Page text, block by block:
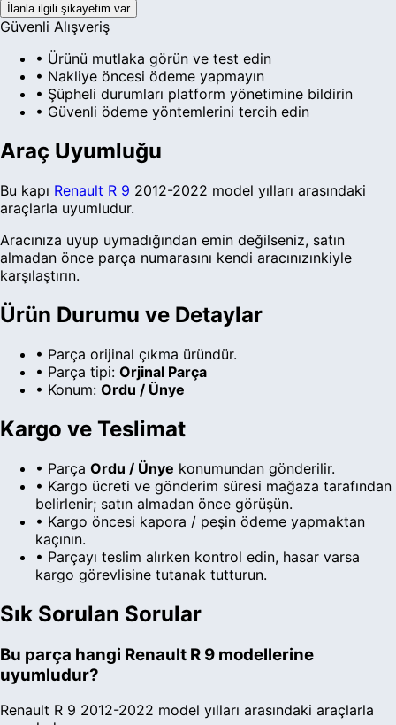
İlanla ilgili şikayetim var
Güvenli Alışveriş
• Ürünü mutlaka görün ve test edin
• Nakliye öncesi ödeme yapmayın
• Şüpheli durumları platform yönetimine bildirin
• Güvenli ödeme yöntemlerini tercih edin
Araç Uyumluğu
Bu kapı Renault R 9 2012-2022 model yılları arasındaki
araçlarla uyumludur.
Aracınıza uyup uymadığından emin değilseniz, satın
almadan önce parça numarasını kendi aracınızınkiyle
karşılaştırın.
Ürün Durumu ve Detaylar
• Parça orijinal çıkma üründür.
• Parça tipi: Orjinal Parça
• Konum: Ordu / Ünye
Kargo ve Teslimat
• Parça Ordu / Ünye konumundan gönderilir.
• Kargo ücreti ve gönderim süresi mağaza tarafından
belirlenir; satın almadan önce görüşün.
• Kargo öncesi kapora / peşin ödeme yapmaktan
kaçının.
• Parçayı teslim alırken kontrol edin, hasar varsa
kargo görevlisine tutanak tutturun.
Sık Sorulan Sorular
Bu parça hangi Renault R 9 modellerine
uyumludur?
Renault R 9 2012-2022 model yılları arasındaki araçlarla